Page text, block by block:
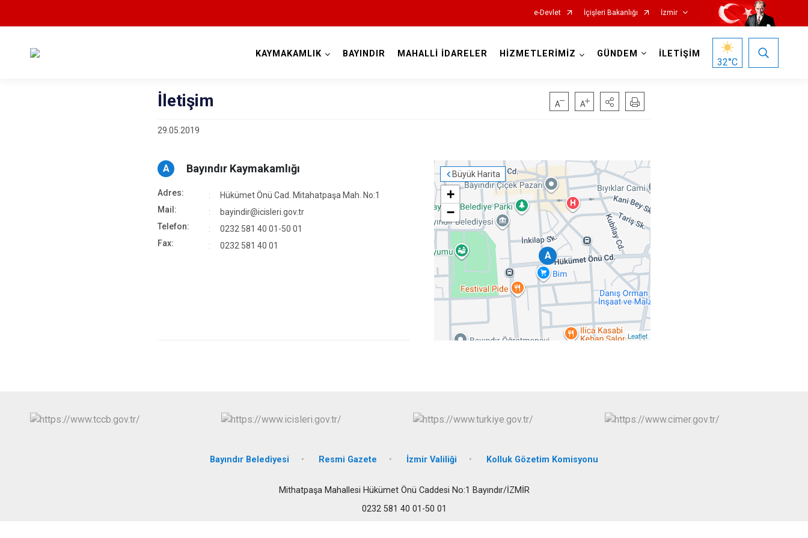
e-Devlet İçişleri Bakanlığı İzmir
Aliağa
Balçova
Bayındır
Bergama
Beydağ
Bornova
Buca
Çeşme
Çiğli
Dikili
Foça
Gaziemir
Güzelbahçe
Karaburun
Karşıyaka
Kemalpaşa
Kınık
Kiraz
Konak
Menderes
KAYMAKAMLIK BAYINDIR MAHALLİ İDARELER HİZMETLERİMİZ GÜNDEM İLETİŞİM
32°C
İletişim
29.05.2019
Büyük Harita
A
+
−
Leaflet
A Bayındır Kaymakamlığı
Adres:
Hükümet Önü Cad. Mitahatpaşa Mah. No:1
Mail:
bayindir@icisleri.gov.tr
Telefon:
0232 581 40 01-50 01
Fax:
0232 581 40 01
Bayındır Belediyesi Resmi Gazete İzmir Valiliği Kolluk Gözetim Komisyonu
Mithatpaşa Mahallesi Hükümet Önü Caddesi No:1 Bayındır/İZMİR
0232 581 40 01-50 01